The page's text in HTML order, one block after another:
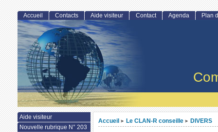
Accueil > Le CLAN-R conseille > DIVERS
Accueil Contacts Aide visiteur Contact Agenda Plan
Aide visiteur
Nouvelle rubrique N° 203